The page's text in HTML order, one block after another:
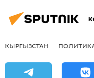
КЫРГЫЗСТАН